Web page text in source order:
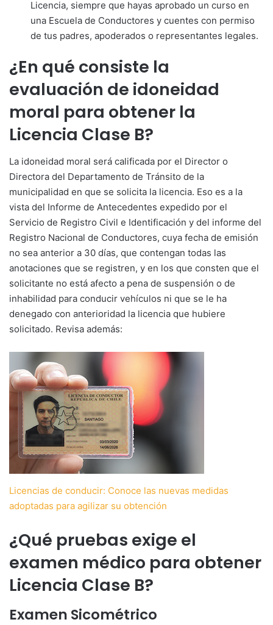
Licencia, siempre que hayas aprobado un curso en
una Escuela de Conductores y cuentes con permiso
de tus padres, apoderados o representantes legales.
¿En qué consiste la
evaluación de idoneidad
moral para obtener la
Licencia Clase B?
La idoneidad moral será calificada por el Director o
Directora del Departamento de Tránsito de la
municipalidad en que se solicita la licencia. Eso es a la
vista del Informe de Antecedentes expedido por el
Servicio de Registro Civil e Identificación y del informe del
Registro Nacional de Conductores, cuya fecha de emisión
no sea anterior a 30 días, que contengan todas las
anotaciones que se registren, y en los que consten que el
solicitante no está afecto a pena de suspensión o de
inhabilidad para conducir vehículos ni que se le ha
denegado con anterioridad la licencia que hubiere
solicitado. Revisa además:
Licencias de conducir: Conoce las nuevas medidas
adoptadas para agilizar su obtención
¿Qué pruebas exige el
examen médico para obtener
Licencia Clase B?
Examen Sicométrico